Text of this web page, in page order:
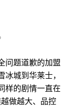
题道歉的加盟
冰城到华莱士，
样的剧情一直在
做越大、品控